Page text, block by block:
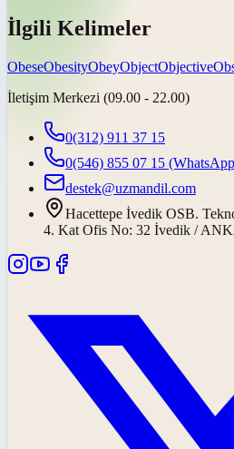
İlgili Kelimeler
ObeseObesityObeyObjectObjective
İletişim Merkezi (09.00 - 22.00)
0(312) 911 37 15
0(546) 855 07 15
destek@uzmandil.com
Hacettepe İvedik OSB.
4. Kat Ofis No: 32 İvedik /